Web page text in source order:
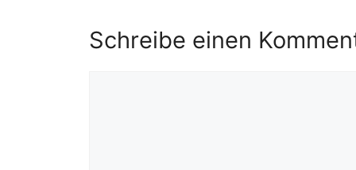
Schreibe einen